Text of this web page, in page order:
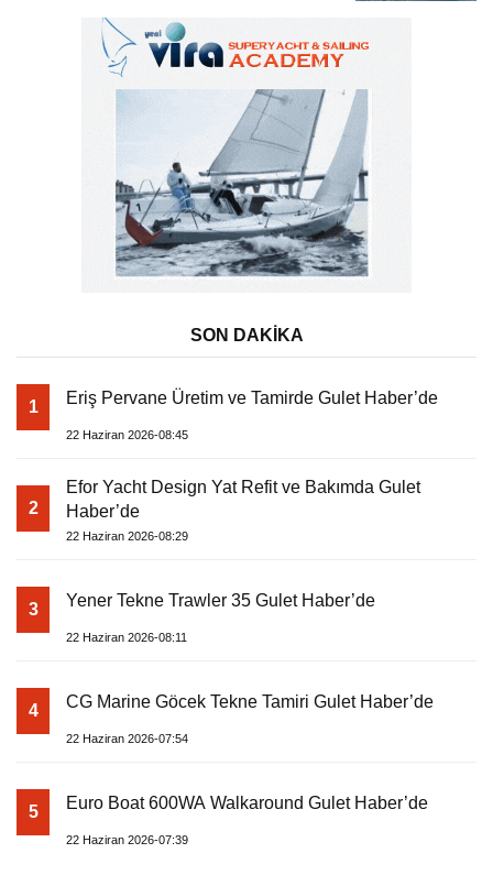
SON DAKİKA
1 Eriş Pervane Üretim ve Tamirde Gulet Haber’de
22 Haziran 2026-08:45
2
Efor Yacht Design Yat Refit ve Bakımda Gulet
Haber’de
22 Haziran 2026-08:29
3 Yener Tekne Trawler 35 Gulet Haber’de
22 Haziran 2026-08:11
4 CG Marine Göcek Tekne Tamiri Gulet Haber’de
22 Haziran 2026-07:54
5 Euro Boat 600WA Walkaround Gulet Haber’de
22 Haziran 2026-07:39